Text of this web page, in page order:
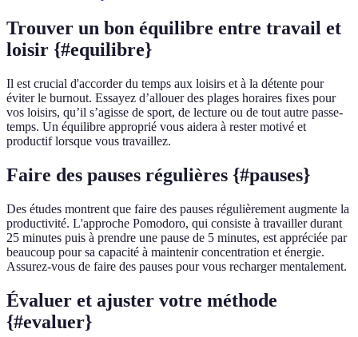
Trouver un bon équilibre entre travail et
loisir {#equilibre}
Il est crucial d'accorder du temps aux loisirs et à la détente pour
éviter le burnout. Essayez d’allouer des plages horaires fixes pour
vos loisirs, qu’il s’agisse de sport, de lecture ou de tout autre passe-
temps. Un équilibre approprié vous aidera à rester motivé et
productif lorsque vous travaillez.
Faire des pauses régulières {#pauses}
Des études montrent que faire des pauses régulièrement augmente la
productivité. L'approche Pomodoro, qui consiste à travailler durant
25 minutes puis à prendre une pause de 5 minutes, est appréciée par
beaucoup pour sa capacité à maintenir concentration et énergie.
Assurez-vous de faire des pauses pour vous recharger mentalement.
Évaluer et ajuster votre méthode
{#evaluer}